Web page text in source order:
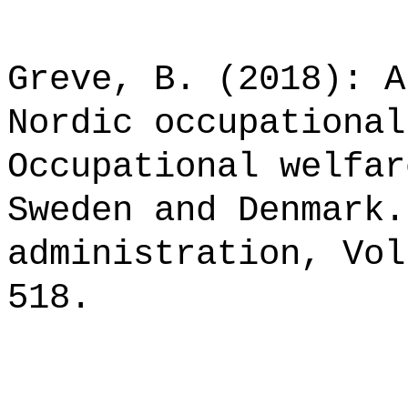
Greve, B. (2018):
Nordic
Occupational
Sweden and
administration,
518.